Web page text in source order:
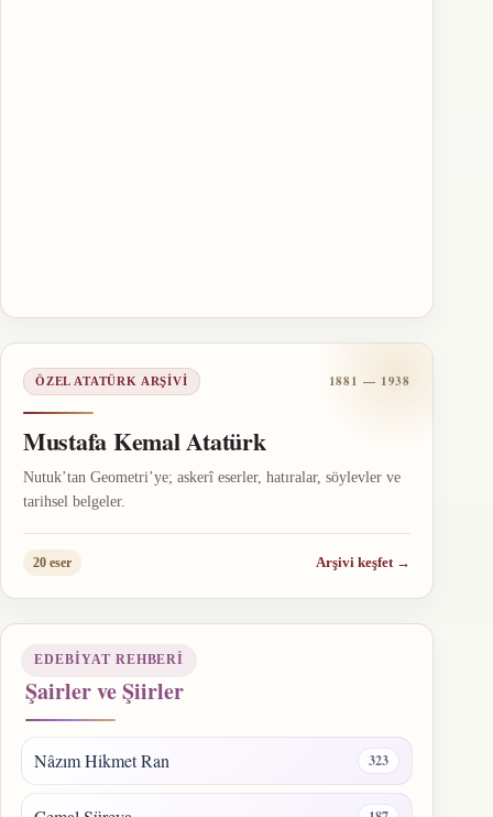
ÖZEL ATATÜRK ARŞIVI 1881 — 1938
Mustafa Kemal Atatürk
Nutuk’tan Geometri’ye; askerî eserler, hatıralar, söylevler ve
tarihsel belgeler.
20 eser Arşivi keşfet →
EDEBIYAT REHBERI
Şairler ve Şiirler
Nâzım Hikmet Ran 323